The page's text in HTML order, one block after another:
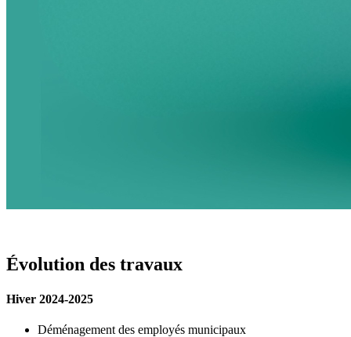
Évolution des travaux
Hiver 2024-2025
Déménagement des employés municipaux